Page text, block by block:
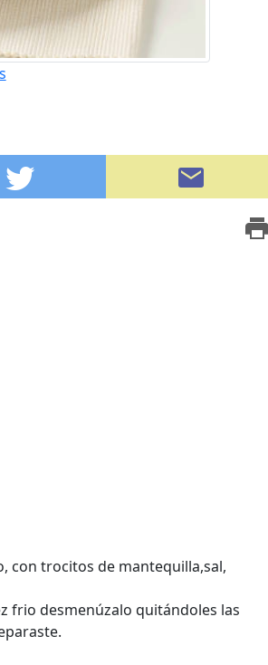
con trocitos de mantequilla,sal,
frio desmenúzalo quitándoles las